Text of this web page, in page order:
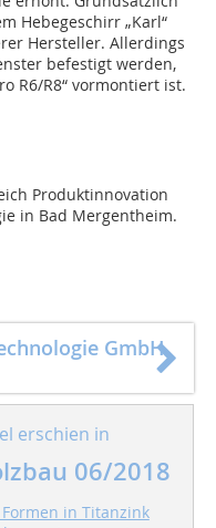
Hebegeschirr „Karl“
Hersteller. Allerdings
befestigt werden,
R6/R8“ vormontiert ist.
Produktinnovation
in Bad Mergentheim.
GmbH
erschien in
06/2018
in Titanzink